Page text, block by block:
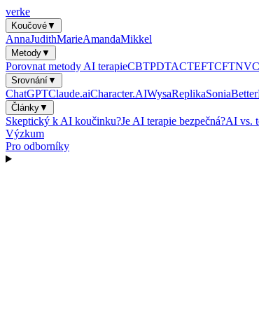
verke
Koučové▼
AnnaJudithMarieAmandaMikkel
Metody▼
Porovnat metody AI terapieCBTPDTACTEFTCFTNVC
Srovnání▼
ChatGPTClaude.aiCharacter.AIWysaReplikaSonia
Články▼
Skeptický k AI koučinku?Je AI terapie bezpečná?AI vs.
Výzkum
Pro odborníky